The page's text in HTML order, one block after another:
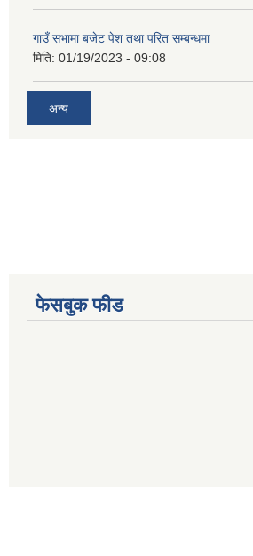
गाउँ सभामा बजेट पेश तथा परित सम्बन्धमा
मिति: 01/19/2023 - 09:08
अन्य
फेसबुक फीड